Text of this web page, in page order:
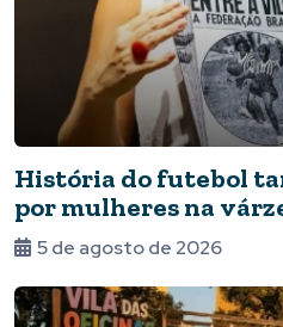
História do futebol
por mulheres na
deixaram de jogar’
5 de agosto de 2026